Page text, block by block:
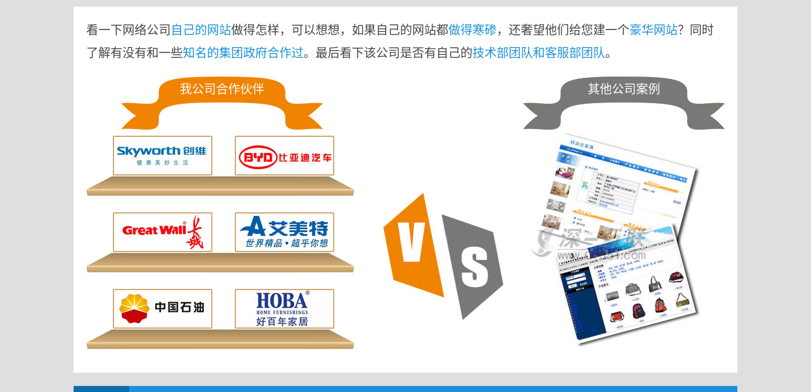
看一下网络公司 自己的网站做得怎样，可以想想，如果自己的网站都做得寒碜，还奢望他们给您建一个豪华网站？同时
了解有没有和一些知名的集团政府合作过。最后看下该公司是否有自己的技术部团队和客服部团队。
我公司合作伙伴 其他公司案例